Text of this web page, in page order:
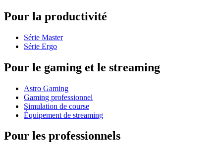
Pour la productivité
Série Master
Série Ergo
Pour le gaming et le streaming
Astro Gaming
Gaming professionnel
Simulation de course
Équipement de streaming
Pour les professionnels